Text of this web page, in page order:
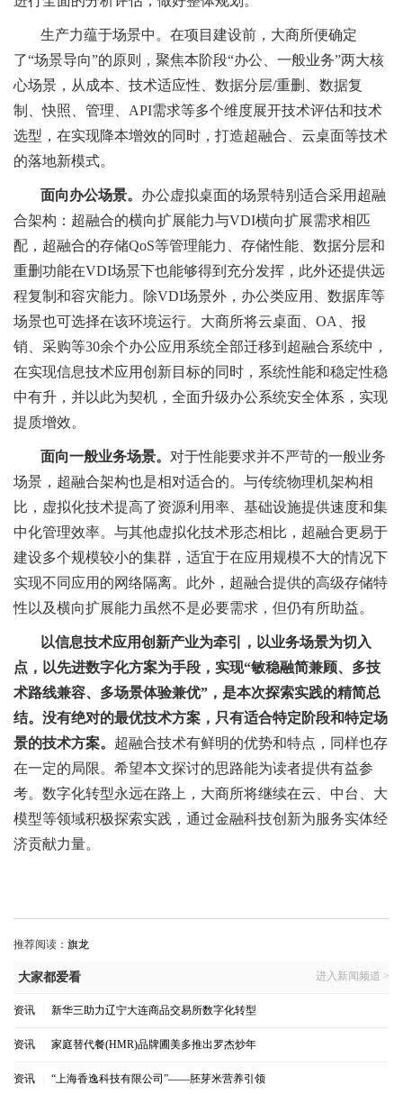
生产力蕴于场景中。在项目建设前，大商所便确定
了“场景导向”的原则，聚焦本阶段“办公、一般业务”两大核
心场景，从成本、技术适应性、数据分层/重删、数据复
制、快照、管理、API需求等多个维度展开技术评估和技术
选型，在实现降本增效的同时，打造超融合、云桌面等技术
的落地新模式。
面向办公场景。 办公虚拟桌面的场景特别适合采用超融
合架构：超融合的横向扩展能力与VDI横向扩展需求相匹
配，超融合的存储QoS等管理能力、存储性能、数据分层和
重删功能在VDI场景下也能够得到充分发挥，此外还提供远
程复制和容灾能力。除VDI场景外，办公类应用、数据库等
场景也可选择在该环境运行。大商所将云桌面、OA、报
销、采购等30余个办公应用系统全部迁移到超融合系统中，
在实现信息技术应用创新目标的同时，系统性能和稳定性稳
中有升，并以此为契机，全面升级办公系统安全体系，实现
提质增效。
面向一般业务场景。 对于性能要求并不严苛的一般业务
场景，超融合架构也是相对适合的。与传统物理机架构相
比，虚拟化技术提高了资源利用率、基础设施提供速度和集
中化管理效率。与其他虚拟化技术形态相比，超融合更易于
建设多个规模较小的集群，适宜于在应用规模不大的情况下
实现不同应用的网络隔离。此外，超融合提供的高级存储特
性以及横向扩展能力虽然不是必要需求，但仍有所助益。
以信息技术应用创新产业为牵引，以业务场景为切入
点，以先进数字化方案为手段，实现“敏稳融简兼顾、多技
术路线兼容、多场景体验兼优”，是本次探索实践的精简总
结。没有绝对的最优技术方案，只有适合特定阶段和特定场
景的技术方案。 超融合技术有鲜明的优势和特点，同样也存
在一定的局限。希望本文探讨的思路能为读者提供有益参
考。数字化转型永远在路上，大商所将继续在云、中台、大
模型等领域积极探索实践，通过金融科技创新为服务实体经
济贡献力量。
推荐阅读： 旗龙
大家都爱看 进入新闻频道 >
资讯 新华三助力辽宁大连商品交易所数字化转型
资讯 家庭替代餐(HMR)品牌圃美多推出罗杰炒年
资讯 “上海香逸科技有限公司”——胚芽米营养引领